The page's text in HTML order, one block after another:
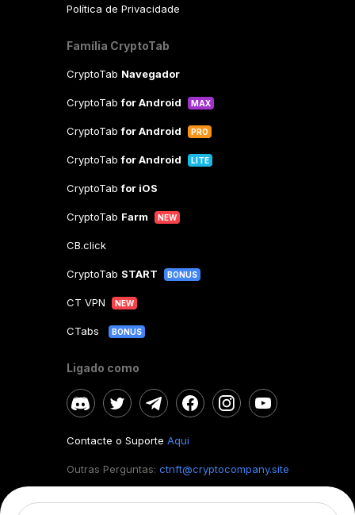
Política de Privacidade
Família CryptoTab
CryptoTab Navegador
CryptoTabfor Android MAX
CryptoTabfor Android PRO
CryptoTabfor Android LITE
CryptoTabfor iOS
CryptoTab Farm NEW
CB.click
CryptoTab START BONUS
CT VPN NEW
CTabs BONUS
Ligado como
Contacte o Suporte Aqui
Outras Perguntas: ctnft@cryptocompany.site